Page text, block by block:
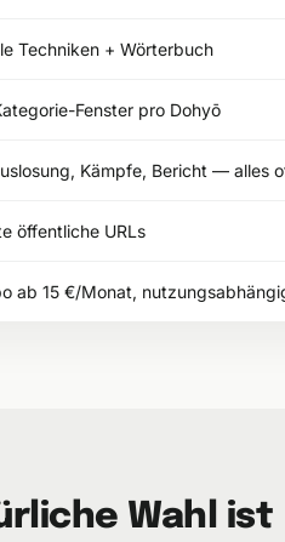
Techniken + Wörterbuch
Fenster pro Dohyō
Kämpfe, Bericht — alles
öffentliche URLs
ab 15 €/Monat,
Wahl ist